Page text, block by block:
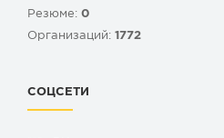
Резюме: 0
Организаций: 1772
СОЦСЕТИ